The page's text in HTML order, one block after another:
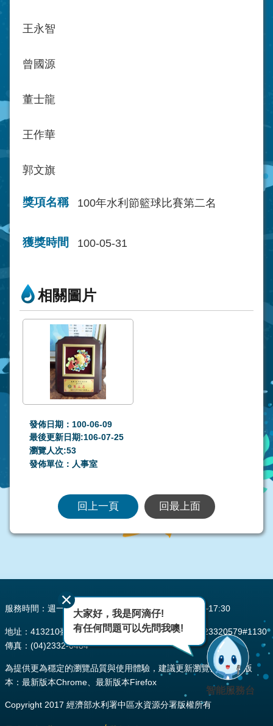
王永智
曾國源
董士龍
王作華
郭文旗
獎項名稱 100年水利節籃球比賽第二名
獲獎時間 100-05-31
相關圖片
發佈日期：100-06-09
最後更新日期:106-07-25
瀏覽人次:53
發佈單位：人事室
回上一頁 回最上面
服務時間：週一至週五 AM08:00~12:00 PM13:30~17:30
地址：413210臺中市霧峰區峰堤路195號 電話：(04)23320579#1130
傳真：(04)2332-0484
為提供更為穩定的瀏覽品質與使用體驗，建議更新瀏覽器至以下版
本：最新版本Chrome、最新版本Firefox
Copyright 2017 經濟部水利署中區水資源分署版權所有
大家好，我是阿滴仔!
有任何問題可以先問我噢!
智能服務台